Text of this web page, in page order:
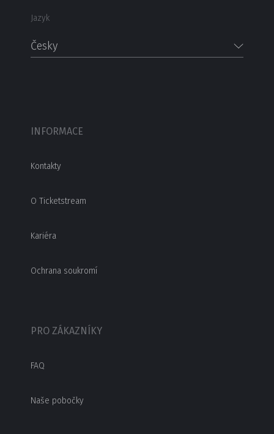
Jazyk
Česky
INFORMACE
Kontakty
O Ticketstream
Kariéra
Ochrana soukromí
PRO ZÁKAZNÍKY
FAQ
Naše pobočky